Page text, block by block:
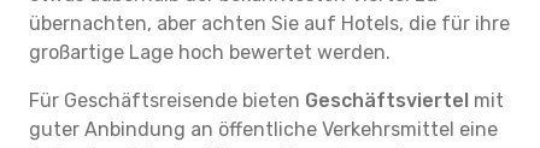
übernachten, aber achten Sie auf Hotels, die für ihre
großartige Lage hoch bewertet werden.
Für Geschäftsreisende bieten Geschäftsviertel mit
guter Anbindung an öffentliche Verkehrsmittel eine